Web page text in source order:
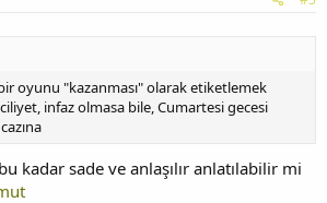
oyunu "kazanması" olarak etiketlemek
infaz olmasa bile, Cumartesi gecesi
kadar sade ve anlaşılır anlatılabilir mi